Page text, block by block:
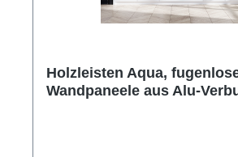
Holzleisten Aqua,
Wandpaneele aus Alu-